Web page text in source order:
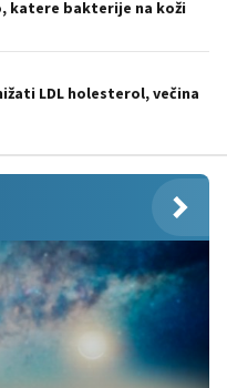
katere bakterije na koži
LDL holesterol, večina